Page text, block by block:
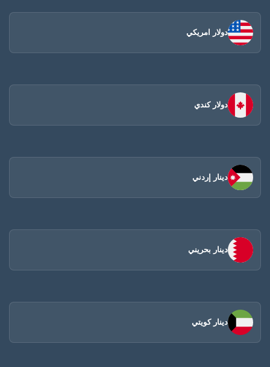
دولار امريكي
دولار كندي
دينار إردني
دينار بحريني
دينار كويتي